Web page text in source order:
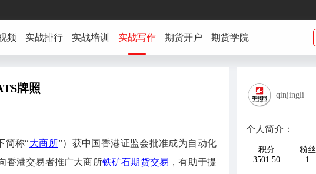
频 实战排行 实战培训 实战写作 期货开户 期货学院
牌照
简称“大商所”）获中国香港证监会批准成为自动化
香港交易者推广大商所铁矿石期货交易 ，有助于提
qinjingli
个人简介：
积分
3501.50
粉丝
1